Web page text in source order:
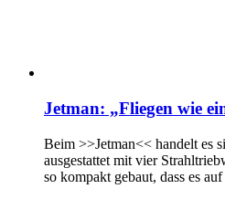
Jetman: „Fliegen wie
Beim >>Jetman<< handelt es
ausgestattet mit vier
so kompakt gebaut, dass es auf